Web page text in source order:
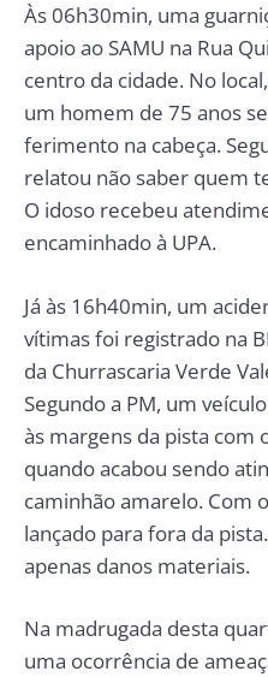
Às 06h30min, uma
apoio ao SAMU na Rua
centro da cidade. No
um homem de 75 anos
ferimento na cabeça.
relatou não saber quem
O idoso recebeu
encaminhado à UPA.
Já às 16h40min, um
vítimas foi registrado na
da Churrascaria Verde
Segundo a PM, um
às margens da pista com
quando acabou sendo
caminhão amarelo. Com
lançado para fora da
apenas danos materiais.
Na madrugada desta
uma ocorrência de